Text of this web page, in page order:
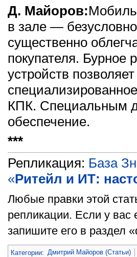
Д. Майоров:
в зале —
существенно
покупателя. Бурное
устройств
КПК. Специальным
обеспечение.
***
Репликация: База
«Ритейл и ИТ:
Любые правки этой
репликации. Если у вас
запишите его в раздел
Категории: Дмитрий Майоров (Статьи)